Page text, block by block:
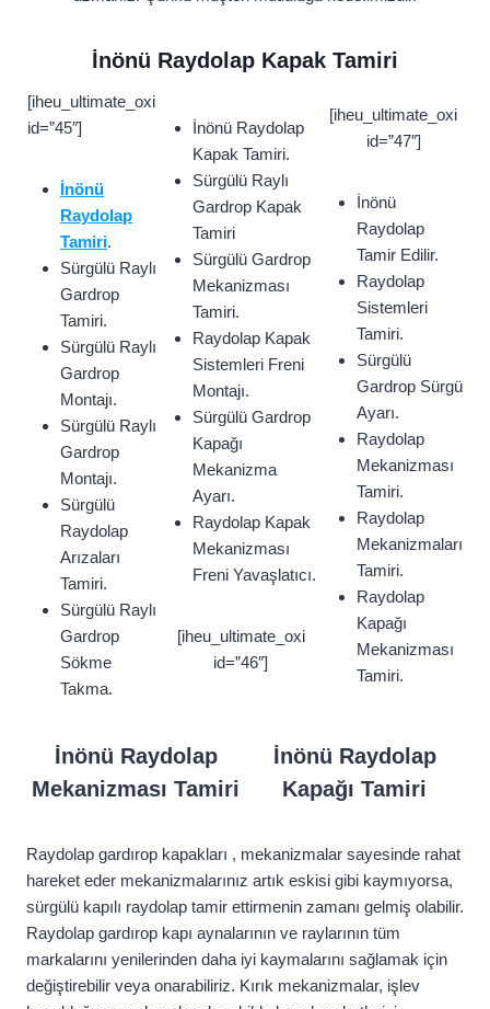
İnönü Raydolap Kapak Tamiri
[iheu_ultimate_oxi
id=”45″]
İnönü
Raydolap
Tamiri.
Sürgülü Raylı
Gardrop
Tamiri.
Sürgülü Raylı
Gardrop
Montajı.
Sürgülü Raylı
Gardrop
Montajı.
Sürgülü
Raydolap
Arızaları
Tamiri.
Sürgülü Raylı
Gardrop
Sökme
Takma.
İnönü Raydolap
Kapak Tamiri.
Sürgülü Raylı
Gardrop Kapak
Tamiri
Sürgülü Gardrop
Mekanizması
Tamiri.
Raydolap Kapak
Sistemleri Freni
Montajı.
Sürgülü Gardrop
Kapağı
Mekanizma
Ayarı.
Raydolap Kapak
Mekanizması
Freni Yavaşlatıcı.
[iheu_ultimate_oxi
id=”46″]
[iheu_ultimate_oxi
id=”47″]
İnönü
Raydolap
Tamir Edilir.
Raydolap
Sistemleri
Tamiri.
Sürgülü
Gardrop Sürgü
Ayarı.
Raydolap
Mekanizması
Tamiri.
Raydolap
Mekanizmaları
Tamiri.
Raydolap
Kapağı
Mekanizması
Tamiri.
İnönü Raydolap
Mekanizması Tamiri
İnönü Raydolap
Kapağı Tamiri
Raydolap gardırop kapakları , mekanizmalar sayesinde rahat
hareket eder mekanizmalarınız artık eskisi gibi kaymıyorsa,
sürgülü kapılı raydolap tamir ettirmenin zamanı gelmiş olabilir.
Raydolap gardırop kapı aynalarının ve raylarının tüm
markalarını yenilerinden daha iyi kaymalarını sağlamak için
değiştirebilir veya onarabiliriz. Kırık mekanizmalar, işlev